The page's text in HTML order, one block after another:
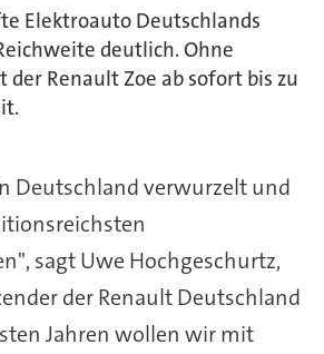
Elektroauto Deutschlands
deutlich. Ohne
der Renault Zoe ab sofort bis zu
Deutschland verwurzelt und
sagt Uwe Hochgeschurtz,
der Renault Deutschland
Jahren wollen wir mit